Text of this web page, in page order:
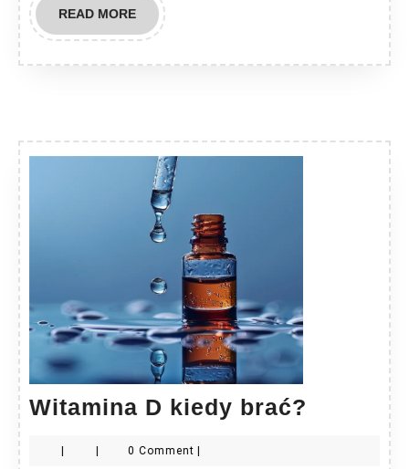
READ MOREREAD
MORE
Witamina D kiedy brać?
| | 0 Comment |